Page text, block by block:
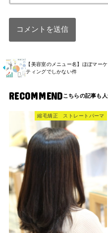
【美容室のメニュー名】ほぼマーケ
ティングでしかない件
RECOMMEND
縮毛矯正 ストレートパーマ